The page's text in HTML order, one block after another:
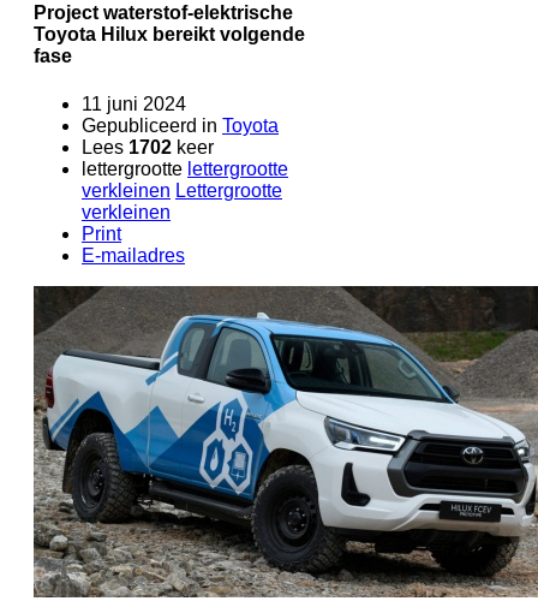
Project waterstof-elektrische
Toyota Hilux bereikt volgende
fase
11 juni 2024
Gepubliceerd in Toyota
Lees 1702 keer
lettergrootte lettergrootte
verkleinen Lettergrootte
verkleinen
Print
E-mailadres